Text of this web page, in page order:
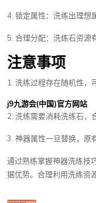
4. 锁定属性：洗练出理想
5. 合理分配：洗练石资源
注意事项
1. 洗练过程存在随机性，
j9九游会(中国)官方网站
2. 洗练需要消耗洗练石，
3. 神器属性一旦替换，原
通过熟练掌握神器洗练技
据优势。合理利用洗练资